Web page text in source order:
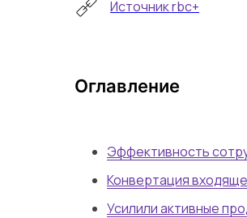
Источник rbc+
Оглавление
Эффективность
Конвертация
Усилили активные